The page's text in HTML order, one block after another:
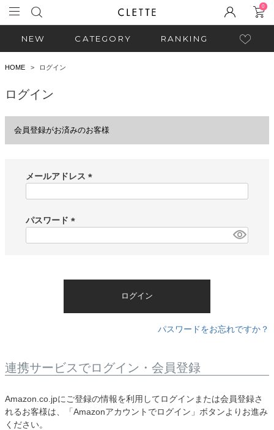
0
NEW CATEGORY RANKING
HOME ログイン
ログイン
会員登録がお済みのお客様
メールアドレス
)
パスワード
ログイン
パスワードをお忘れですか？
連携サービスでログイン・会員登録
Amazon.co.jpにご登録の情報を利用してログインまたは会員登録さ
れるお客様は、「Amazonアカウントでログイン」ボタンよりお進み
ください。